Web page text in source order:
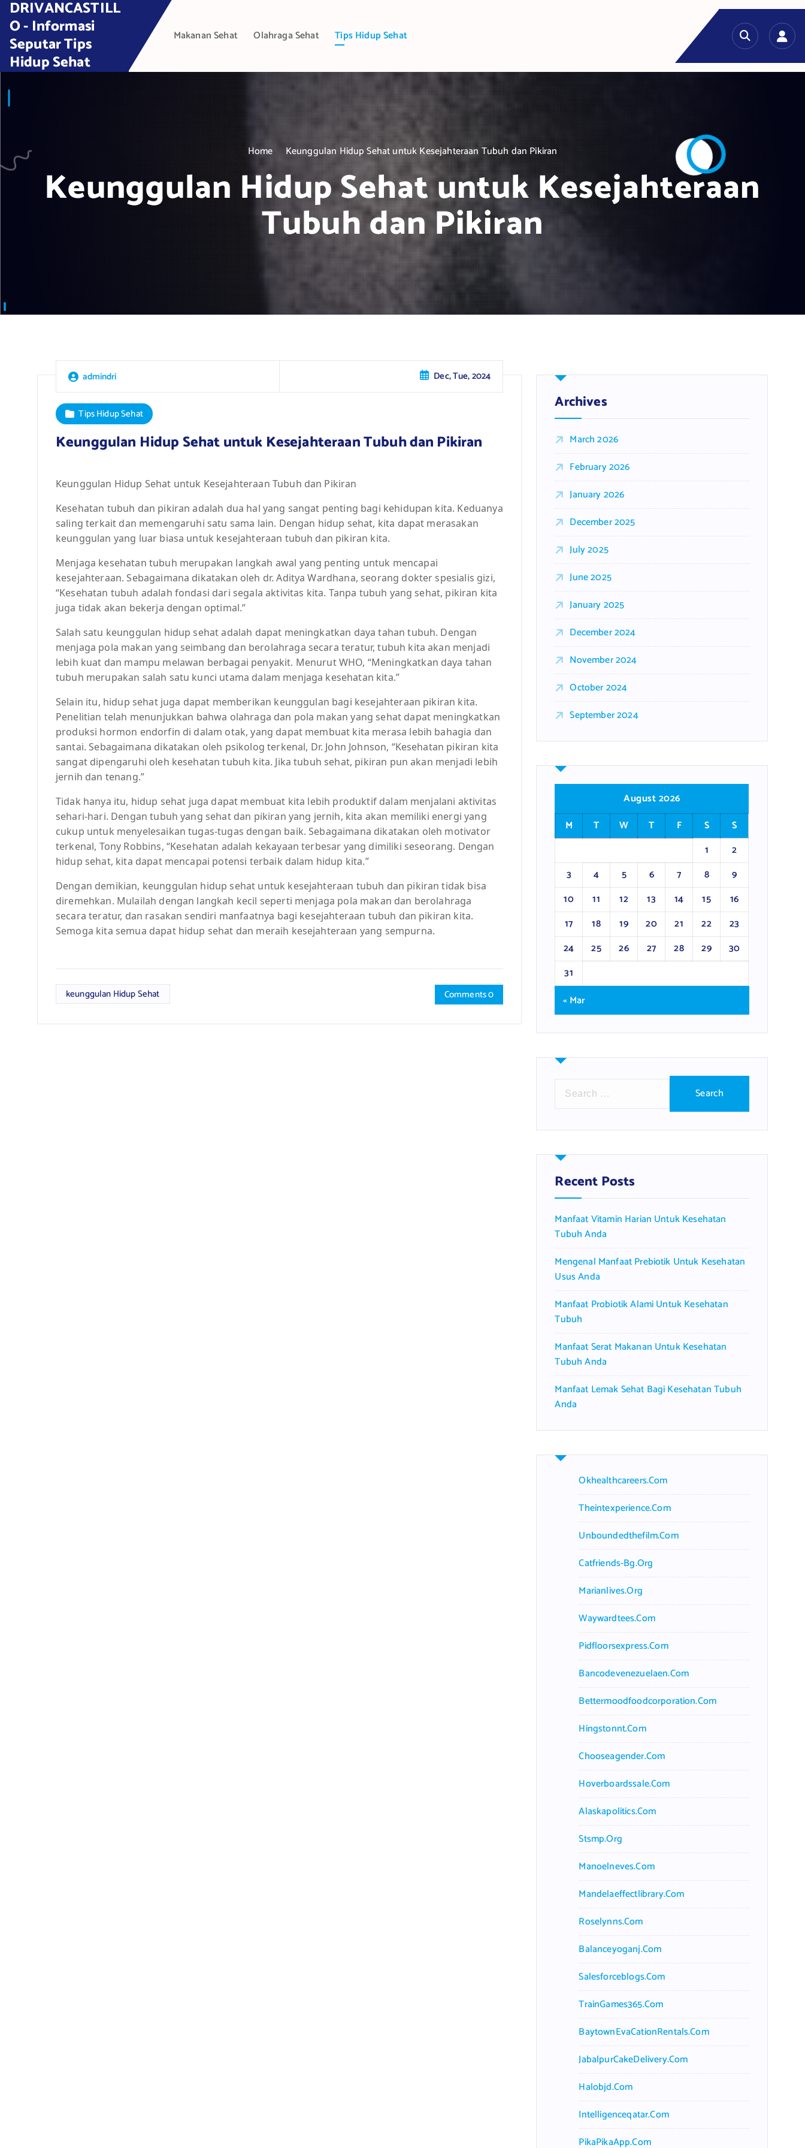
n
DRIVANCASTILL
O - Informasi
Seputar Tips
Hidup Sehat
Makanan Sehat Olahraga Sehat Tips Hidup Sehat
Home Keunggulan Hidup Sehat untuk Kesejahteraan Tubuh dan Pikiran
Keunggulan Hidup Sehat untuk Kesejahteraan
Tubuh dan Pikiran
admindri Dec, Tue, 2024
Tips Hidup Sehat
Keunggulan Hidup Sehat untuk Kesejahteraan Tubuh dan Pikiran
Keunggulan Hidup Sehat untuk Kesejahteraan Tubuh dan Pikiran
Kesehatan tubuh dan pikiran adalah dua hal yang sangat penting bagi kehidupan kita. Keduanya
saling terkait dan memengaruhi satu sama lain. Dengan hidup sehat, kita dapat merasakan
keunggulan yang luar biasa untuk kesejahteraan tubuh dan pikiran kita.
Menjaga kesehatan tubuh merupakan langkah awal yang penting untuk mencapai
kesejahteraan. Sebagaimana dikatakan oleh dr. Aditya Wardhana, seorang dokter spesialis gizi,
“Kesehatan tubuh adalah fondasi dari segala aktivitas kita. Tanpa tubuh yang sehat, pikiran kita
juga tidak akan bekerja dengan optimal.”
Salah satu keunggulan hidup sehat adalah dapat meningkatkan daya tahan tubuh. Dengan
menjaga pola makan yang seimbang dan berolahraga secara teratur, tubuh kita akan menjadi
lebih kuat dan mampu melawan berbagai penyakit. Menurut WHO, “Meningkatkan daya tahan
tubuh merupakan salah satu kunci utama dalam menjaga kesehatan kita.”
Selain itu, hidup sehat juga dapat memberikan keunggulan bagi kesejahteraan pikiran kita.
Penelitian telah menunjukkan bahwa olahraga dan pola makan yang sehat dapat meningkatkan
produksi hormon endorfin di dalam otak, yang dapat membuat kita merasa lebih bahagia dan
santai. Sebagaimana dikatakan oleh psikolog terkenal, Dr. John Johnson, “Kesehatan pikiran kita
sangat dipengaruhi oleh kesehatan tubuh kita. Jika tubuh sehat, pikiran pun akan menjadi lebih
jernih dan tenang.”
Tidak hanya itu, hidup sehat juga dapat membuat kita lebih produktif dalam menjalani aktivitas
sehari-hari. Dengan tubuh yang sehat dan pikiran yang jernih, kita akan memiliki energi yang
cukup untuk menyelesaikan tugas-tugas dengan baik. Sebagaimana dikatakan oleh motivator
terkenal, Tony Robbins, “Kesehatan adalah kekayaan terbesar yang dimiliki seseorang. Dengan
hidup sehat, kita dapat mencapai potensi terbaik dalam hidup kita.”
Dengan demikian, keunggulan hidup sehat untuk kesejahteraan tubuh dan pikiran tidak bisa
diremehkan. Mulailah dengan langkah kecil seperti menjaga pola makan dan berolahraga
secara teratur, dan rasakan sendiri manfaatnya bagi kesejahteraan tubuh dan pikiran kita.
Semoga kita semua dapat hidup sehat dan meraih kesejahteraan yang sempurna.
keunggulan Hidup Sehat Comments 0
Archives
March 2026
February 2026
January 2026
December 2025
July 2025
June 2025
January 2025
December 2024
November 2024
October 2024
September 2024
August 2026
M
T W T F S
S
1
2
3
4 5 6 7 8
9
10
11 12 13 14 15
16
17
18 19 20 21 22
23
24
25 26 27 28 29
30
31
« Mar
r
h
f
o
:
Recent Posts
Manfaat Vitamin Harian Untuk Kesehatan
Tubuh Anda
Mengenal Manfaat Prebiotik Untuk Kesehatan
Usus Anda
Manfaat Probiotik Alami Untuk Kesehatan
Tubuh
Manfaat Serat Makanan Untuk Kesehatan
Tubuh Anda
Manfaat Lemak Sehat Bagi Kesehatan Tubuh
Anda
Okhealthcareers.com
Theintexperience.com
Unboundedthefilm.com
Catfriends-Bg.org
Marianlives.org
Waywardtees.com
Pidfloorsexpress.com
Bancodevenezuelaen.com
Bettermoodfoodcorporation.com
Hingstonnt.com
Chooseagender.com
Hoverboardssale.com
Alaskapolitics.com
Stsmp.org
Manoelneves.com
Mandelaeffectlibrary.com
Roselynns.com
Balanceyoganj.com
Salesforceblogs.com
TrainGames365.com
BaytownEvaCationRentals.com
JabalpurCakeDelivery.com
Halobjd.com
Intelligenceqatar.com
PikaPikaApp.com